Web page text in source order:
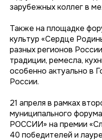
зарубежных коллег в
Также на площадке
культур «Сердце
разных регионов
традиции, ремесла,
особенно актуально в
России.
21 апреля в рамках
муниципального
РОССИИ» на премии
40 победителей и